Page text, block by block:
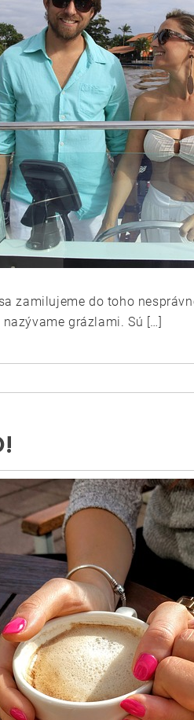
zamilujeme do toho
grázlami. Sú […]